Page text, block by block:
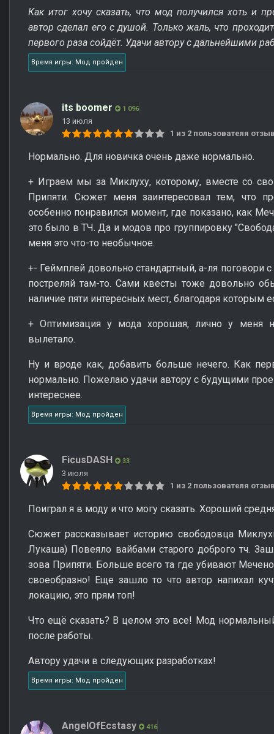
Как итог хочу сказать, что мод получился хоть и
автор сделал его с душой. Только жаль, что
первого раза сойдёт. Удачи автору с дальнейшими
Время игры: Мод пройден
its boomer 1 096
13 июля
1 из 2 пользователя
Нормально. Для новичка очень даже нормально.
+ Играем мы за Миклуху, которому, вместе со
Припяти. Сюжет меня заинтересовал тем, что
особенно понравился момент, где показано, как
это было в ТЧ. Да и модов про группировку
меня это что-то необычное.
+- Геймплей довольно стандартный, а-ля поговори
постреляй там-то. Сами квесты тоже довольно
наличие пяти интересных мест, благодаря которым
+ Оптимизация у мода хорошая, лично у меня
вылетало.
Ну и вроде как, добавить больше нечего. Как
нормально. Пожелаю удачи автору с будущими
интереснее.
Время игры: Мод пройден
FicusDASH 33
3 июля
1 из 2 пользователя
Поиграл я в моду и что могу сказать. Хороший
Сюжет рассказывает историю свободовца
Лукаша) Повеяло вайбами старого доброго тч.
зова Припяти. Больше всего та где убивают
своеобразно! Еще зашло то что автор напихал
локацию, это прям топ!
Что ещё сказать? В целом это все! Мод
после работы.
Автору удачи в следующих разработках!
Время игры: Мод пройден
AngelOfEcstasy 416